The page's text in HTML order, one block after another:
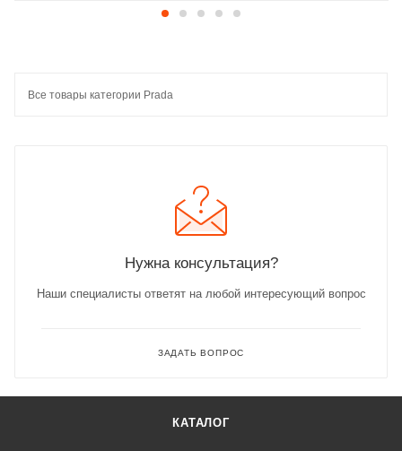
Все товары категории Prada
Нужна консультация?
Наши специалисты ответят на любой интересующий вопрос
ЗАДАТЬ ВОПРОС
КАТАЛОГ